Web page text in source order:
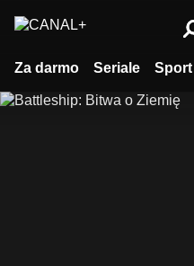
Za darmo Seriale Sport